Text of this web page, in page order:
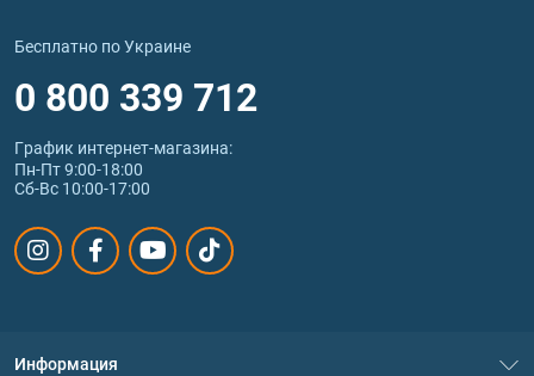
Бесплатно по Украине
0 800 339 712
График интернет‑магазина:
Пн-Пт 9:00-18:00
Сб-Вс 10:00-17:00
Информация